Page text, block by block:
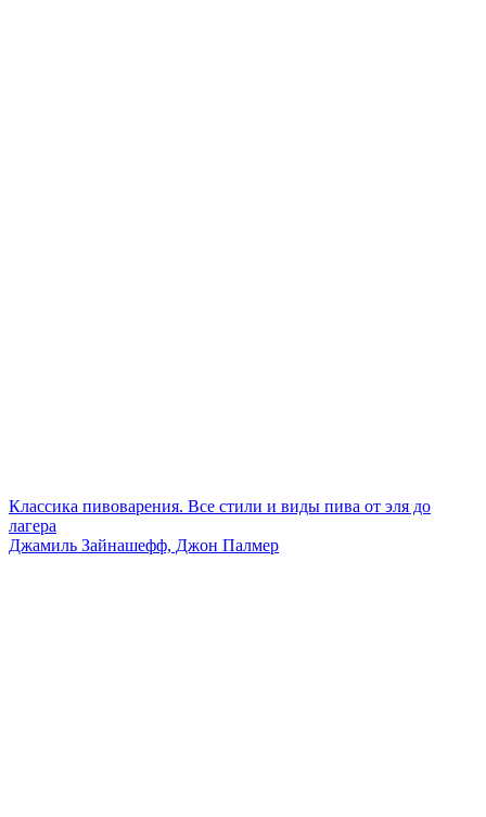
Классика пивоварения. Все стили и виды пива от эля до
лагера
Джамиль Зайнашефф, Джон Палмер